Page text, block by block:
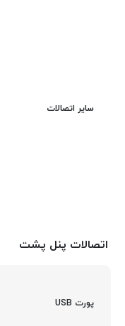
سایر اتصالات
اتصالات پنل پشت
پورت USB